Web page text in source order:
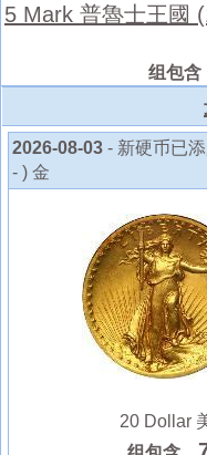
5 Mark 普魯士王國
组包含
2026-08-03 - 新硬币已
- ) 金
20 Dollar